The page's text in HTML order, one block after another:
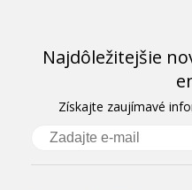
Najdôležitejšie
Získajte zaujímavé